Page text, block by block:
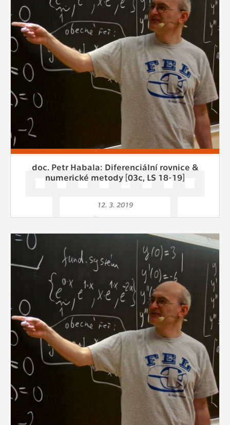
Cookies, které aplikace nedokáže zařadit.
Naším cílem je, aby tato kategorie
zůstala prázdná a všechny cookies byly
přiřazeny do některé z kategorií
uvedených výše.
doc. Petr Habala: Diferenciální rovnice &
numerické metody [03c, LS 18-19]
12. 3. 2019